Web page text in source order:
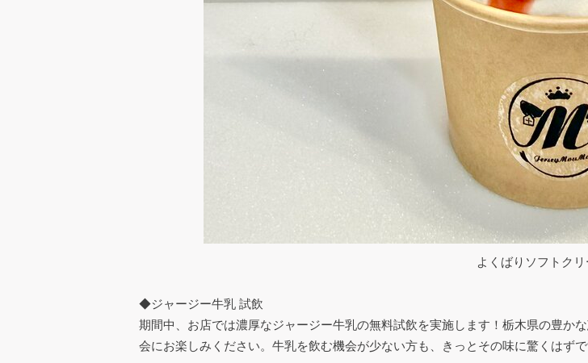
よくばりソフトクリ
◆ジャージー牛乳 試飲
期間中、お店では濃厚なジャージー牛乳の無料試飲を実施します！栃木県の豊か
会にお楽しみください。牛乳を飲む機会が少ない方も、きっとその味に驚くはずで